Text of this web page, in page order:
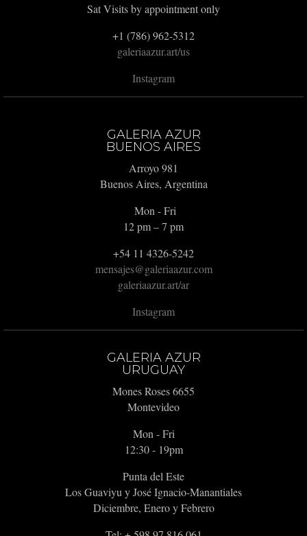
Sat Visits by appointment only
+1 (786) 962-5312
galeriaazur.art/us
Instagram
GALERIA AZUR
BUENOS AIRES
Arroyo 981
Buenos Aires, Argentina
Mon - Fri
12 pm – 7 pm
+54 11 4326-5242
mensajes@galeriaazur.com
galeriaazur.art/ar
Instagram
GALERIA AZUR
URUGUAY
Mones Roses 6655
Montevideo
Mon - Fri
12:30 - 19pm
Punta del Este
Los Guaviyu y José Ignacio-Manantiales
Diciembre, Enero y Febrero